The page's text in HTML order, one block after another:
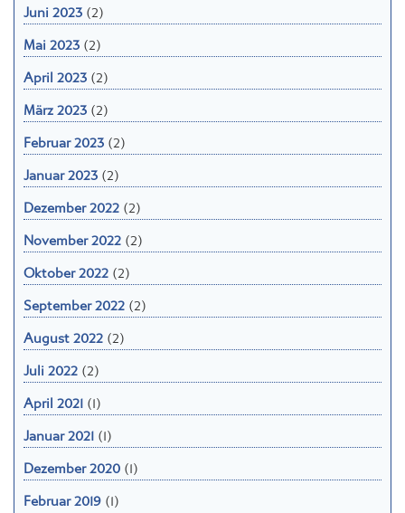
Juni 2023(2)
Mai 2023(2)
April 2023(2)
März 2023(2)
Februar 2023(2)
Januar 2023(2)
Dezember 2022(2)
November 2022(2)
Oktober 2022(2)
September 2022(2)
August 2022(2)
Juli 2022(2)
April 2021(1)
Januar 2021(1)
Dezember 2020(1)
Februar 2019(1)